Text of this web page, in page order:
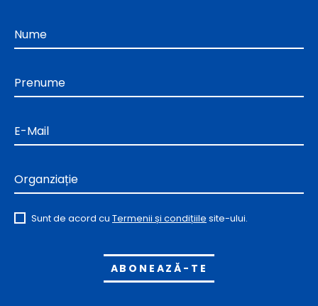
Nume
Prenume
E-Mail
Organziație
Sunt de acord cu Termenii și condițiile site-ului.